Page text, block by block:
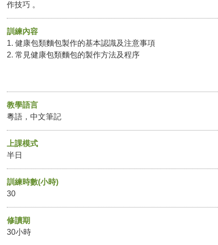
作技巧 。
訓練內容
1. 健康包類麵包製作的基本認識及注意事項
2. 常見健康包類麵包的製作方法及程序
教學語言
粵語，中文筆記
上課模式
半日
訓練時數(小時)
30
修讀期
30小時